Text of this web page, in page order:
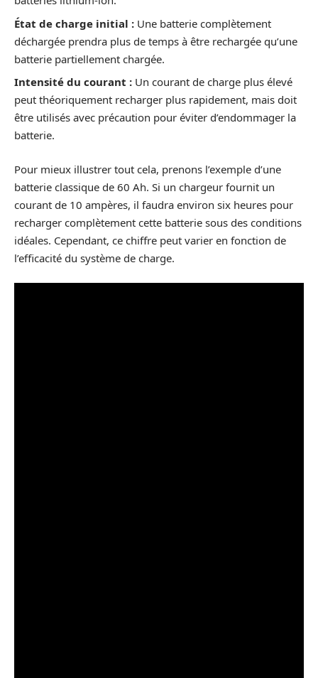
État de charge initial : Une batterie complètement
déchargée prendra plus de temps à être rechargée qu’une
batterie partiellement chargée.
Intensité du courant : Un courant de charge plus élevé
peut théoriquement recharger plus rapidement, mais doit
être utilisés avec précaution pour éviter d’endommager la
batterie.
Pour mieux illustrer tout cela, prenons l’exemple d’une
batterie classique de 60 Ah. Si un chargeur fournit un
courant de 10 ampères, il faudra environ six heures pour
recharger complètement cette batterie sous des conditions
idéales. Cependant, ce chiffre peut varier en fonction de
l’efficacité du système de charge.